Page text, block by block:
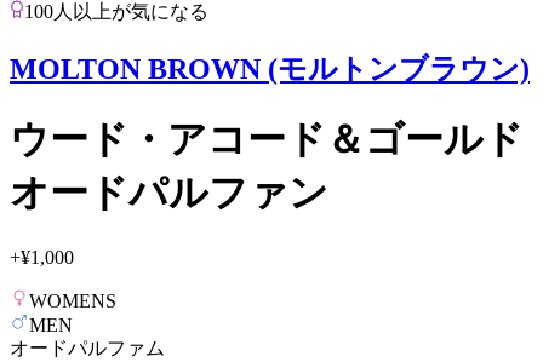
100人以上が気になる
MOLTON BROWN (モルトンブラウン)
ウード・アコード＆ゴールド
オードパルファン
+¥1,000
WOMENS
MEN
オードパルファム